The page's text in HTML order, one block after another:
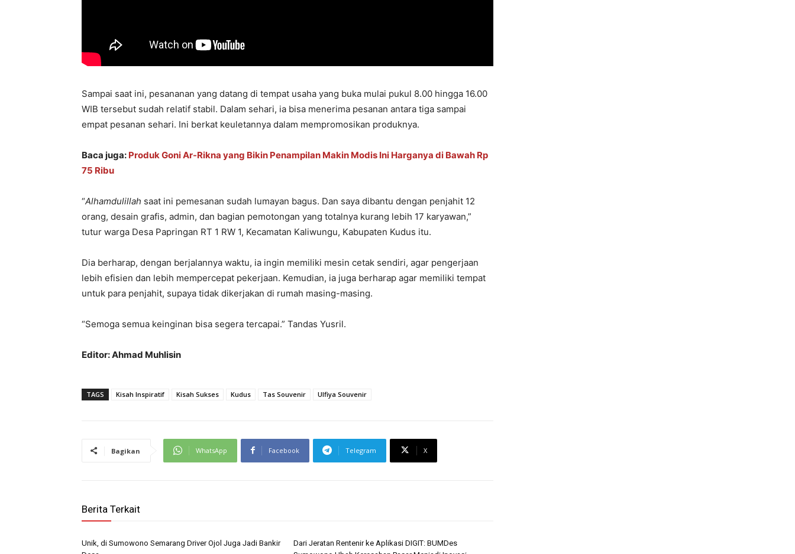
Sampai saat ini, pesananan yang datang di tempat usaha yang buka mulai pukul 8.00 hingga 16.00
WIB tersebut sudah relatif stabil. Dalam sehari, ia bisa menerima pesanan antara tiga sampai
empat pesanan sehari. Ini berkat keuletannya dalam mempromosikan produknya.
Baca juga: Produk Goni Ar-Rikna yang Bikin Penampilan Makin Modis Ini Harganya di Bawah Rp
75 Ribu
“Alhamdulillah saat ini pemesanan sudah lumayan bagus. Dan saya dibantu dengan penjahit 12
orang, desain grafis, admin, dan bagian pemotongan yang totalnya kurang lebih 17 karyawan,”
tutur warga Desa Papringan RT 1 RW 1, Kecamatan Kaliwungu, Kabupaten Kudus itu.
Dia berharap, dengan berjalannya waktu, ia ingin memiliki mesin cetak sendiri, agar pengerjaan
lebih efisien dan lebih mempercepat pekerjaan. Kemudian, ia juga berharap agar memiliki tempat
untuk para penjahit, supaya tidak dikerjakan di rumah masing-masing.
“Semoga semua keinginan bisa segera tercapai.” Tandas Yusril.
Editor: Ahmad Muhlisin
TAGS Kisah Inspiratif Kisah Sukses Kudus Tas Souvenir Ulfiya Souvenir
Bagikan WhatsApp Facebook Telegram X
Berita Terkait
Unik, di Sumowono Semarang Driver Ojol Juga Jadi Bankir
Dari Jeratan Rentenir ke Aplikasi DIGIT: BUMDes